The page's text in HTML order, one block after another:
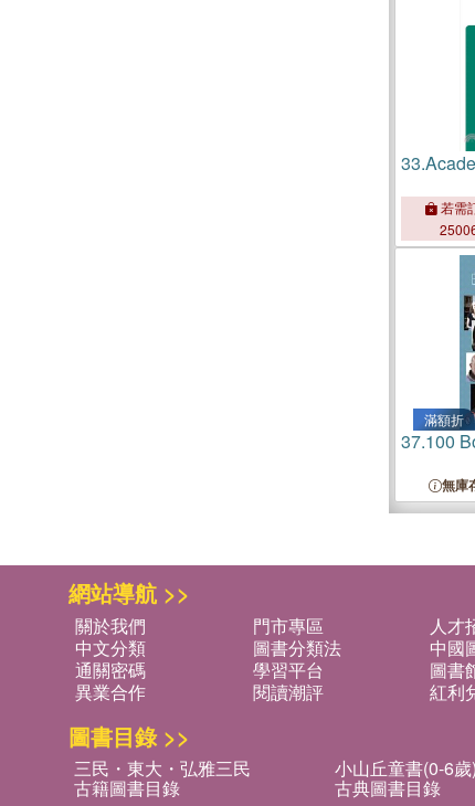
33.
若需
滿額折
37.100
無庫
網站導航 >>
關於我們 門市專區 人才
中文分類
圖書分類法 中國
通關密碼
學習平台 圖書
異業合作
閱讀潮評 紅利
圖書目錄 >>
三民・東大・弘雅三民 小山丘童書(0-6歲)
古籍圖書目錄 古典圖書目錄